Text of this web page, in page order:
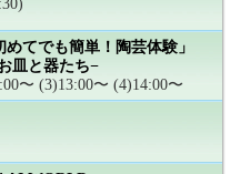
てでも簡単！陶芸体験」
皿と器たち−
〜 (3)13:00〜 (4)14:00〜